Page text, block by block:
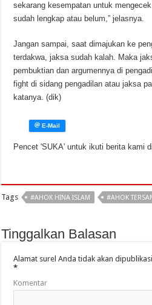
sekarang kesempatan untuk
sudah lengkap atau belum,” jelasnya.
Jangan sampai, saat dimajukan ke
terdakwa, jaksa sudah kalah. Maka
pembuktian dan argumennya di
fight di sidang pengadilan atau jaksa
katanya. (dik)
Pencet 'SUKA' untuk ikuti berita kami
Tags #AHOK HINA ISLAM #AHOK
Tinggalkan Balasan
Alamat surel Anda tidak akan
*
Komentar